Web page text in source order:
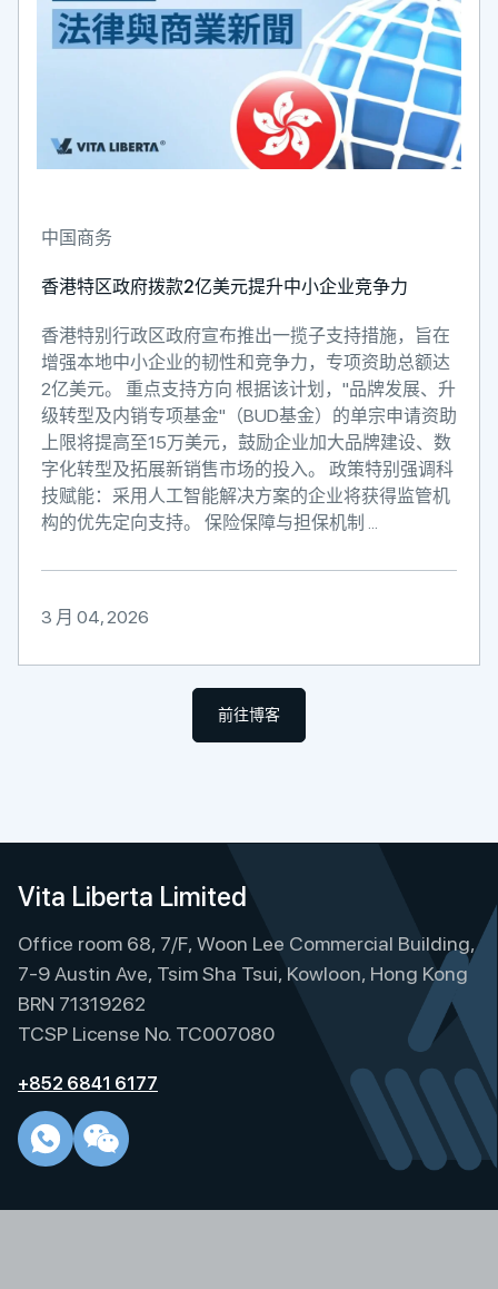
中国商务
香港特区政府拨款2亿美元提升中小企业竞争力
香港特别行政区政府宣布推出一揽子支持措施，旨在
增强本地中小企业的韧性和竞争力，专项资助总额达
2亿美元。 重点支持方向 根据该计划，"品牌发展、升
级转型及内销专项基金"（BUD基金）的单宗申请资助
上限将提高至15万美元，鼓励企业加大品牌建设、数
字化转型及拓展新销售市场的投入。 政策特别强调科
技赋能：采用人工智能解决方案的企业将获得监管机
构的优先定向支持。 保险保障与担保机制 ...
3 月 04, 2026
前往博客
Vita Liberta Limited
Office room 68, 7/F, Woon Lee Commercial Building,
7-9 Austin Ave, Tsim Sha Tsui, Kowloon, Hong Kong
BRN 71319262
TCSP License No. TC007080
+852 6841 6177